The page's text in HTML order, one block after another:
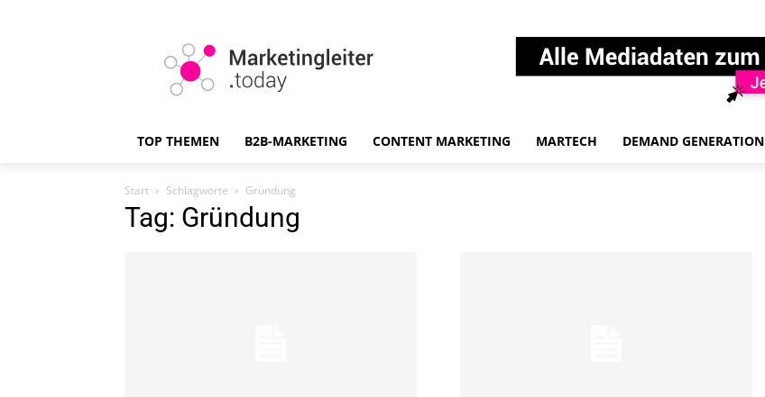
TOP THEMEN B2B-MARKETING CONTENT MARKETING MARTECH DEMAND GENERATION
Start Schlagworte Gründung
Tag: Gründung